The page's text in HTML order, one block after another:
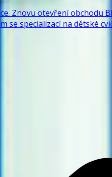
Znovu otevření obchodu
se specializací na dětské